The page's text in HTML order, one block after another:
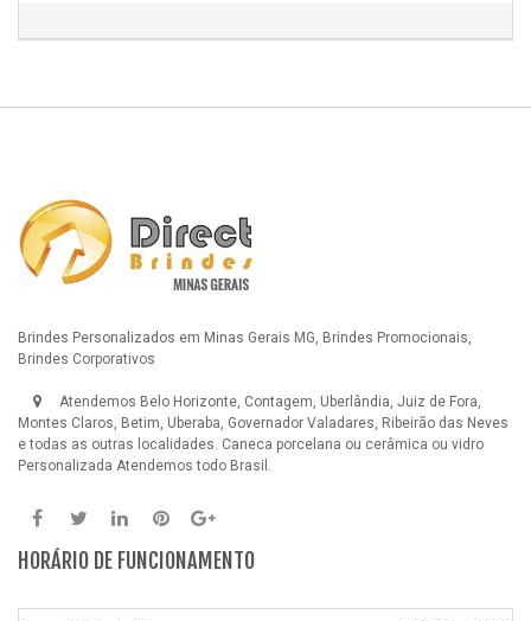
Brindes Personalizados em Minas Gerais MG, Brindes Promocionais,
Brindes Corporativos
Atendemos Belo Horizonte, Contagem, Uberlândia, Juiz de Fora,
Montes Claros, Betim, Uberaba, Governador Valadares, Ribeirão das Neves
e todas as outras localidades. Caneca porcelana ou cerâmica ou vidro
Personalizada Atendemos todo Brasil.
HORÁRIO DE FUNCIONAMENTO